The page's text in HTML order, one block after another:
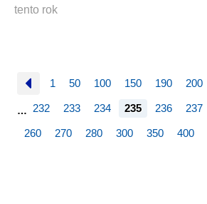
tento rok
1 50 100 150 190 200
… 232 233 234 235 236 237
260 270 280 300 350 400